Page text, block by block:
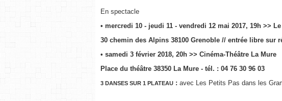
En spectacle
• mercredi 10 - jeudi 11 - vendredi 12 mai 2017, 19h >>
30 chemin des Alpins 38100 Grenoble // entrée libre sur
• samedi 3 février 2018, 20h >> Cinéma-Théâtre La Mure
Place du théâtre 38350 La Mure - tél. : 04 76 30 96 03
3 DANSES SUR 1 PLATEAU : avec Les Petits Pas dans les